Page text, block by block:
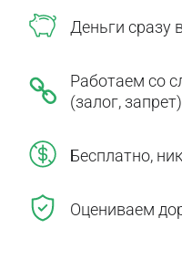
Деньги сразу
Работаем со
(залог, запрет)
Бесплатно,
Оцениваем